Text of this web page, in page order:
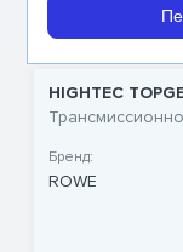
HIGHTEC
Бренд:
ROWE